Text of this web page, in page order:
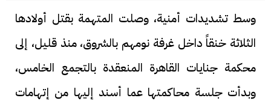
وسط تشديدات أمنية، وصلت المتهمة بقتل أولادها
الثلاثة خنقاً داخل غرفة نومهم بالشروق، منذ قليل، إلى
محكمة جنايات القاهرة المنعقدة بالتجمع الخامس،
وبدأت جلسة محاكمتها عما أسند إليها من إتهامات